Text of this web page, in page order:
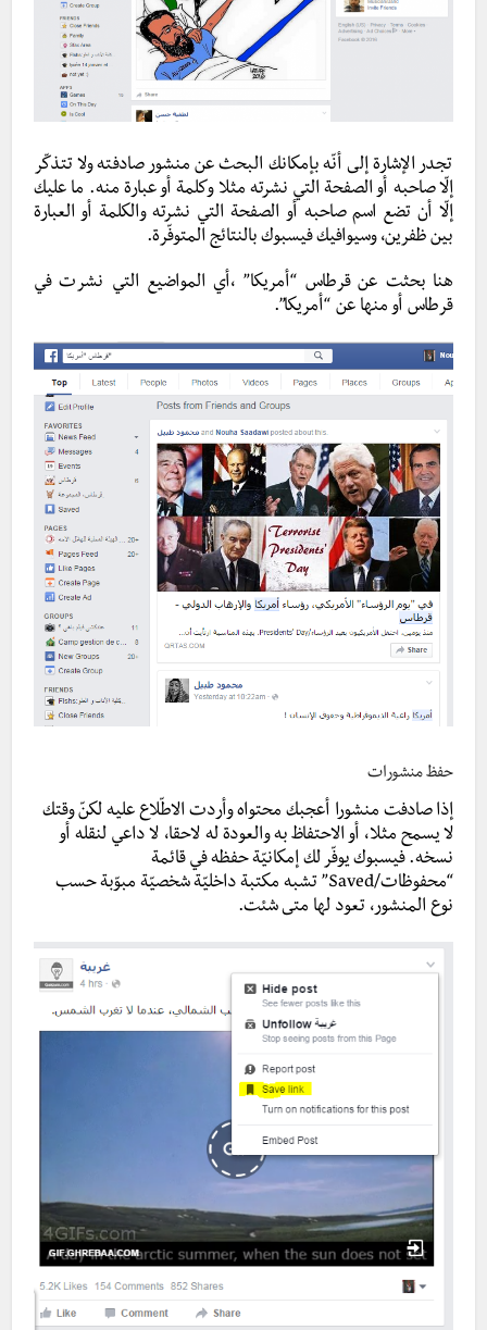
تجدر الإشارة إلى أنّه بإمكانك البحث عن منشور صادفته ولا تتذكّر
إلّا صاحبه أو الصفحة التي نشرته مثلا وكلمة أو عبارة منه. ما عليك
إلّا أن تضع اسم صاحبه أو الصفحة التي نشرته والكلمة أو العبارة
بين ظفرين، وسيوافيك فيسبوك بالنتائج المتوفّرة.
هنا بحثت عن قرطاس “أمريكا” ،أي المواضيع التي نشرت في
قرطاس أو منها عن “أمريكا”.
حفظ منشورات
إذا صادفت منشورا أعجبك محتواه وأردت الاطّلاع عليه لكنّ وقتك
لا يسمح مثلا، أو الاحتفاظ به والعودة له لاحقا، لا داعي لنقله أو
نسخه. فيسبوك يوفّر لك إمكانيّة حفظه في قائمة
“محفوظات/Saved” تشبه مكتبة داخليّة شخصيّة مبوّبة حسب
نوع المنشور، تعود لها متى شئت.